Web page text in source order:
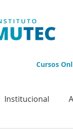
Cursos
Institucional